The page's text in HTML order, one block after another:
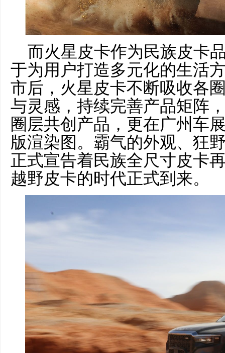
而火星皮卡作为民族皮卡
于为用户打造多元化的生活
市后，火星皮卡不断吸收各
与灵感，持续完善产品矩阵
圈层共创产品，更在广州车
版渲染图。霸气的外观、狂
正式宣告着民族全尺寸皮卡
越野皮卡的时代正式到来。